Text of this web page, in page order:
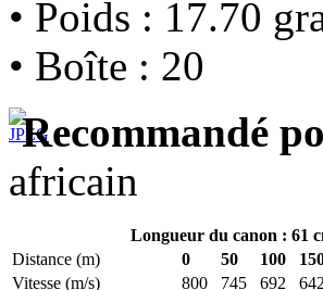
• Poids : 17.70
• Boîte : 20
Recommandé
africain
Longueur du canon : 61
Distance (m)
0 50 100
Vitesse (m/s)
800 745 692